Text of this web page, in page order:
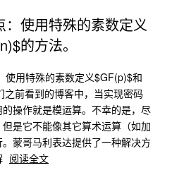
：使用特殊的素数定义
的方法。
使用特殊的素数定义$GF(p)$和
前看到的博客中，当实现密码
操作就是模运算。不幸的是，尽
是它不能像其它算术运算（如加
蒙哥马利表达提供了一种解决方
阅读全文